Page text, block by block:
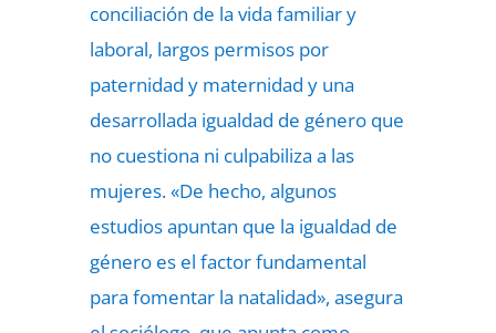
conciliación de la vida familiar y
laboral, largos permisos por
paternidad y maternidad y una
desarrollada igualdad de género que
no cuestiona ni culpabiliza a las
mujeres. «De hecho, algunos
estudios apuntan que la igualdad de
género es el factor fundamental
para fomentar la natalidad», asegura